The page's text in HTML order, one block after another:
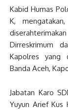
Kabid Humas
K,
Dirreskrimum
Kapolres yang
Banda Aceh,
Jabatan Karo
Yuyun Arief Kus